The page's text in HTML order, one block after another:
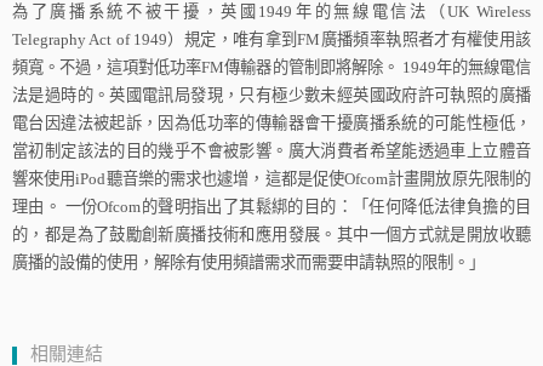
為了廣播系統不被干擾，英國 1949 年的無線電信法（UK Wireless
Telegraphy Act of 1949）規定，唯有拿到FM 廣播頻率執照者才有權使用該
頻寬。不過，這項對低功率FM傳輸器的管制即將解除。 1949年的無線電信
法是過時的。英國電訊局發現，只有極少數未經英國政府許可執照的廣播
電台因違法被起訴，因為低功率的傳輸器會干擾廣播系統的可能性極低，
當初制定該法的目的幾乎不會被影響。廣大消費者希望能透過車上立體音
響來使用iPod聽音樂的需求也遽增，這都是促使Ofcom計畫開放原先限制的
理由。 一份Ofcom的聲明指出了其鬆綁的目的：「任何降低法律負擔的目
的，都是為了鼓勵創新廣播技術和應用發展。其中一個方式就是開放收聽
廣播的設備的使用，解除有使用頻譜需求而需要申請執照的限制。」
相關連結